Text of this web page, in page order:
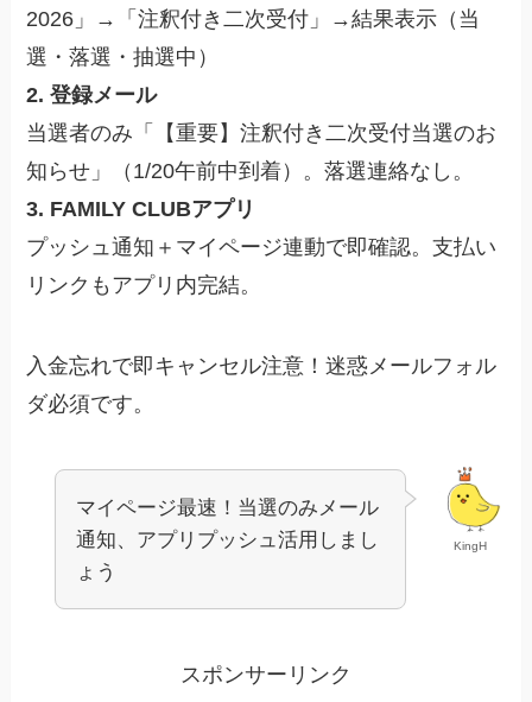
2026」→「注釈付き二次受付」→結果表示（当
選・落選・抽選中）
2. 登録メール
当選者のみ「【重要】注釈付き二次受付当選のお
知らせ」（1/20午前中到着）。落選連絡なし。
3. FAMILY CLUBアプリ
プッシュ通知＋マイページ連動で即確認。支払い
リンクもアプリ内完結。
入金忘れで即キャンセル注意！迷惑メールフォル
ダ必須です。
KingH
マイページ最速！当選のみメール
通知、アプリプッシュ活用しまし
ょう
スポンサーリンク